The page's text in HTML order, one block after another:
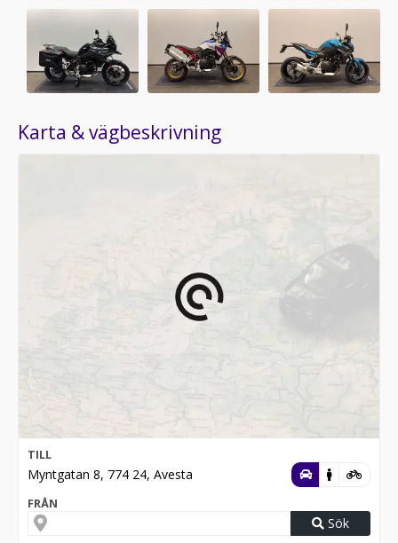
Karta & vägbeskrivning
TILL
Myntgatan 8, 774 24, Avesta
FRÅN
Sök